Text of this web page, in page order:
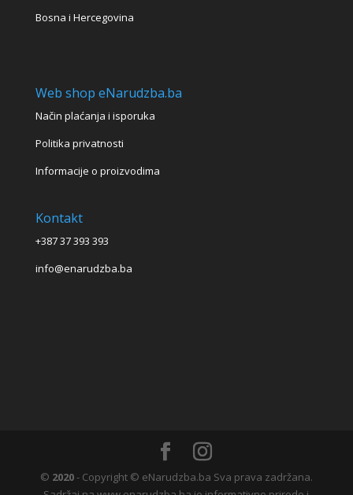
Bosna i Hercegovina
Web shop eNarudzba.ba
Način plaćanja i isporuka
Politika privatnosti
Informacije o proizvodima
Kontakt
+387 37 393 393
info@enarudzba.ba
© 2020- Copyright © eNarudzba.ba Sva prava zadržana.